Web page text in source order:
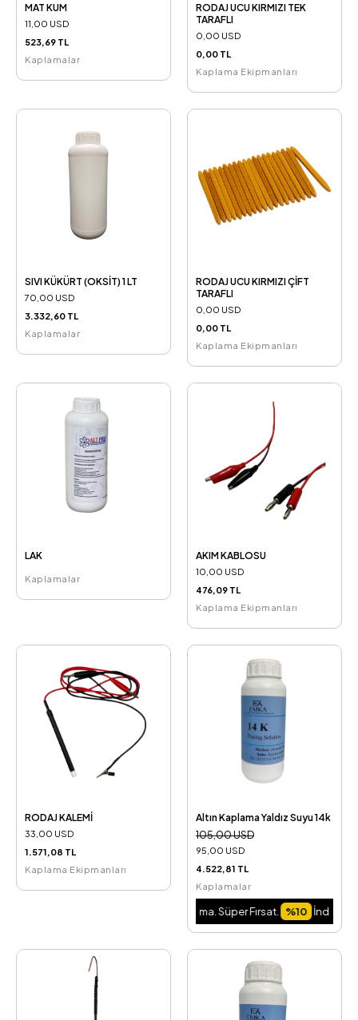
MAT KUM
11,00 USD
523,69 TL
Kaplamalar
RODAJ UCU KIRMIZI TEK
TARAFLI
0,00 USD
0,00 TL
Kaplama Ekipmanları
SIVI KÜKÜRT (OKSİT) 1 LT
70,00 USD
3.332,60 TL
Kaplamalar
RODAJ UCU KIRMIZI ÇİFT
TARAFLI
0,00 USD
0,00 TL
Kaplama Ekipmanları
LAK
Kaplamalar
AKIM KABLOSU
10,00 USD
476,09 TL
Kaplama Ekipmanları
RODAJ KALEMİ
33,00 USD
1.571,08 TL
Kaplama Ekipmanları
Altın Kaplama Yaldız Suyu 14k
105,00 USD
95,00 USD
4.522,81 TL
Kaplamalar
İndirim Fırsatını Kaçırma. Süper Fırsat. %10 İndirim